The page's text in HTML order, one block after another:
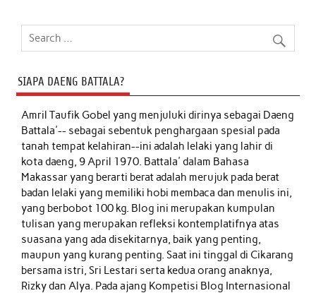
SIAPA DAENG BATTALA?
Amril Taufik Gobelyang menjuluki dirinya sebagai Daeng
Battala'-- sebagai sebentuk penghargaan spesial pada
tanah tempat kelahiran--ini adalah lelaki yang lahir di
kota daeng, 9 April 1970. Battala' dalam Bahasa
Makassar yang berarti berat adalah merujuk pada berat
badan lelaki yang memiliki hobi membaca dan menulis ini,
yang berbobot 100 kg. Blog ini merupakan kumpulan
tulisan yang merupakan refleksi kontemplatifnya atas
suasana yang ada disekitarnya, baik yang penting,
maupun yang kurang penting. Saat ini tinggal di Cikarang
bersama istri, Sri Lestari serta kedua orang anaknya,
Rizky dan Alya. Pada ajang Kompetisi Blog Internasional